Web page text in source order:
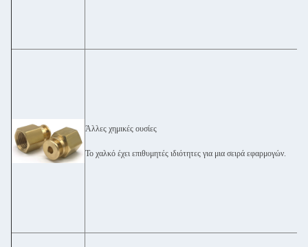
Άλλες χημικές ουσίες
Το χαλκό έχει επιθυμητές ιδιότητες για μια σειρά εφαρμογών.